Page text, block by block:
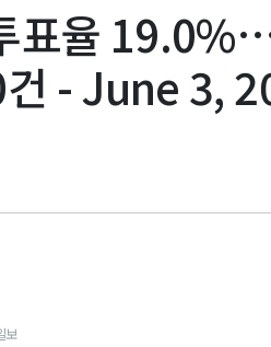
표율
- June 3,
보